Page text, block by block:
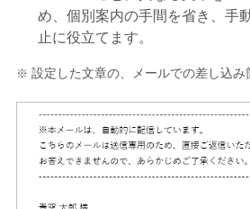
め、個別案内の手間を省き、手
止に役立てます。
設定した文章の、メールでの差し込み